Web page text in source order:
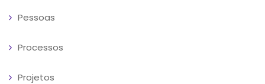
Pessoas
Processos
Projetos